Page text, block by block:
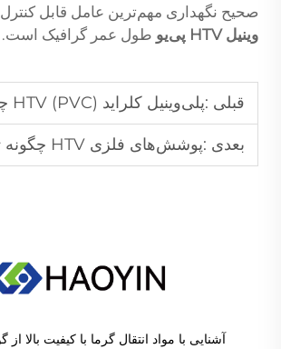
صحیح نگهداری مهم‌ترین عامل قابل
وینیل HTV پی‌یو
طول عمر گرافیک است.
قبلی :پلی‌وینیل کلراید (PVC) HTV چگونه بین هزینه و عملکرد برای سفارشات عمده تعادل ایجاد می‌کند؟
بعدی :پوشش‌های فلزی HTV چگونه تحت نور استودیو تغییر می‌کنند؟
آشنایی با مواد انتقال گرما با کیفیت بالا از